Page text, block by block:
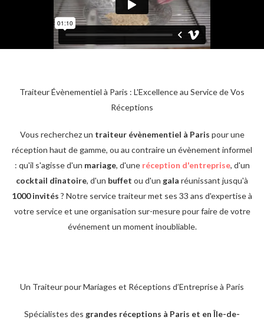
Traiteur Évènementiel à Paris : L'Excellence au Service de Vos
Réceptions
Vous recherchez un traiteur évènementiel à Paris pour une
réception haut de gamme, ou au contraire un évènement informel
: qu'il s'agisse d'un mariage, d'une réception d'entreprise, d'un
cocktail dînatoire, d'un buffet ou d'un gala réunissant jusqu'à
1000 invités ? Notre service traiteur met ses 33 ans d'expertise à
votre service et une organisation sur-mesure pour faire de votre
événement un moment inoubliable.
Un Traiteur pour Mariages et Réceptions d’Entreprise à Paris
Spécialistes des grandes réceptions à Paris et en Île-de-